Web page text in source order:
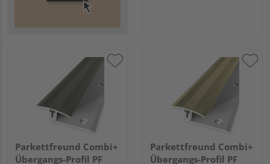
Parkettfreund Combi+
Übergangs-Profil PF
Parkettfreund Combi+
Übergangs-Profil PF